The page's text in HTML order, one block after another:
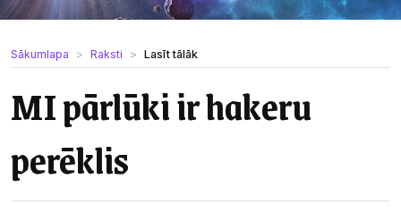
Sākumlapa Raksti Lasīt tālāk
MI pārlūki ir hakeru
perēklis